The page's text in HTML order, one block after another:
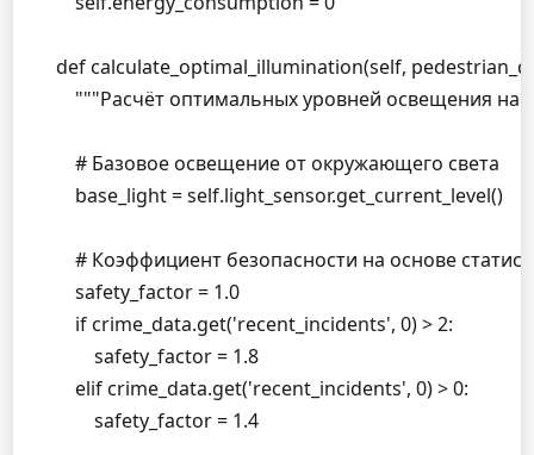
def calculate_optimal_illumination(self,
"""Расчёт оптимальных уровней освещения
        # Базовое освещение от окружающего света
        base_light = self.light_sensor.get_current_level()
# Коэффициент безопасности на основе
        safety_factor = 1.0
        if crime_data.get('recent_incidents', 0) > 2:
            safety_factor = 1.8
        elif crime_data.get('recent_incidents', 0) > 0:
            safety_factor = 1.4